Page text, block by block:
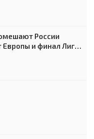
России
Европы и финал Лиги